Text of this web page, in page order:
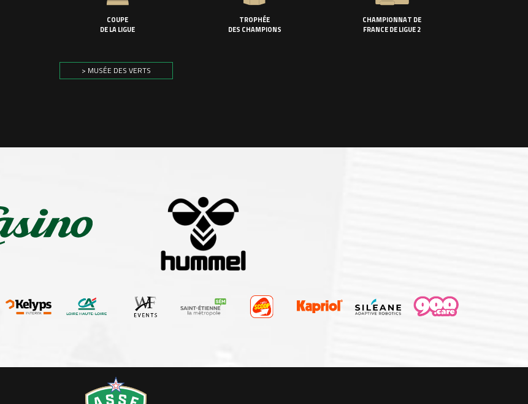
COUPE
DE LA LIGUE
TROPHÉE
DES CHAMPIONS
CHAMPIONNAT DE
FRANCE DE LIGUE 2
> MUSÉE DES VERTS